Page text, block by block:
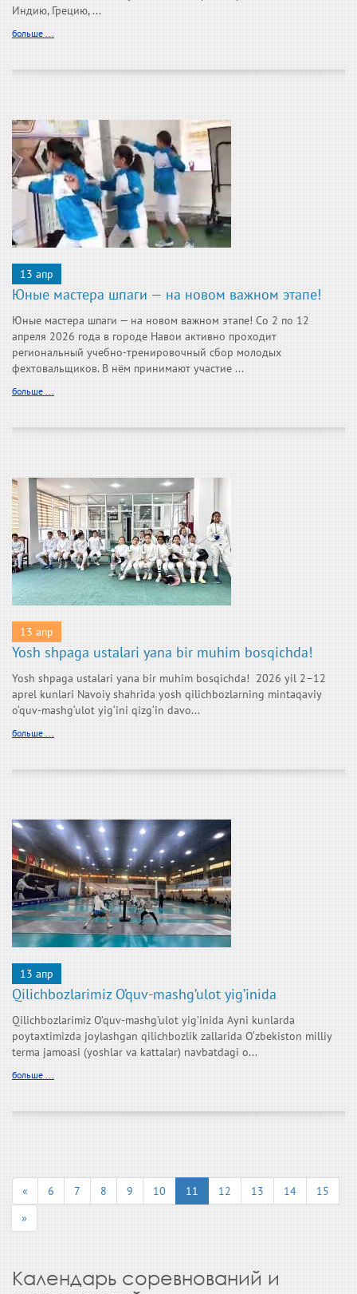
Индию, Грецию, ...
больше ...
13 апр
Юные мастера шпаги — на новом важном этапе!
Юные мастера шпаги — на новом важном этапе! Со 2 по 12
апреля 2026 года в городе Навои активно проходит
региональный учебно-тренировочный сбор молодых
фехтовальщиков. В нём принимают участие ...
больше ...
13 апр
Yosh shpaga ustalari yana bir muhim bosqichda!
Yosh shpaga ustalari yana bir muhim bosqichda! 2026 yil 2–12
aprel kunlari Navoiy shahrida yosh qilichbozlarning mintaqaviy
o‘quv-mashg‘ulot yig‘ini qizg‘in davo...
больше ...
13 апр
Qilichbozlarimiz O’quv-mashg’ulot yig’inida
Qilichbozlarimiz O’quv-mashg’ulot yig’inida Ayni kunlarda
poytaxtimizda joylashgan qilichbozlik zallarida O‘zbekiston milliy
terma jamoasi (yoshlar va kattalar) navbatdagi o...
больше ...
« 6 7 8 9 10 11 12 13 14
15
»
Календарь соревнований и